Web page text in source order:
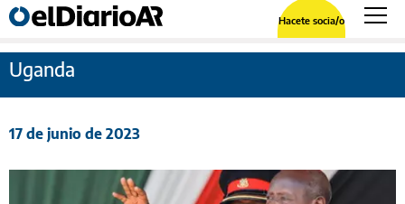
Hacete socia/o
Uganda
17 de junio de 2023